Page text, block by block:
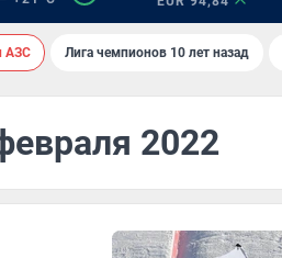
АЗС Лига чемпионов 10 лет назад
2022